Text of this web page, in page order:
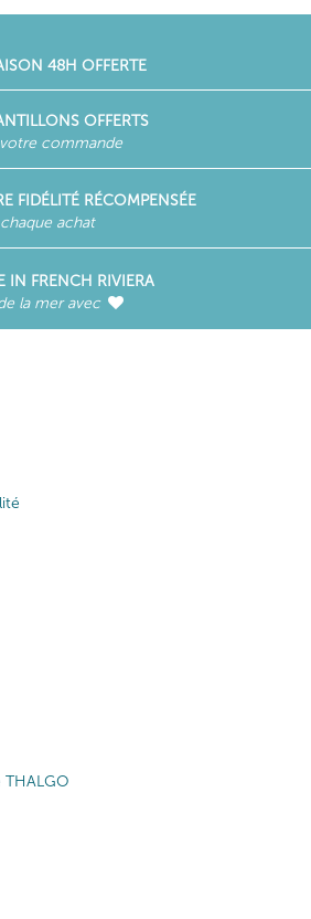
48H OFFERTE
OFFERTS
commande
FIDÉLITÉ RÉCOMPENSÉE
achat
IN FRENCH RIVIERA
la mer avec